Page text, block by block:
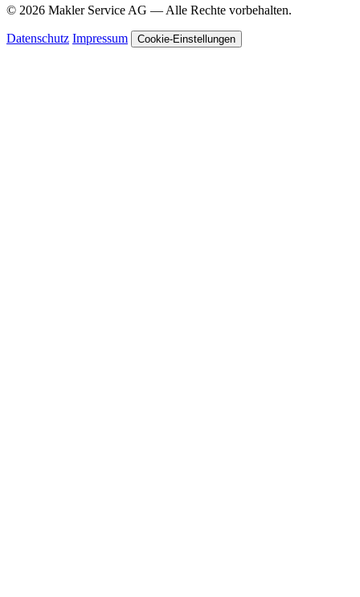
© 2026 Makler Service AG — Alle Rechte vorbehalten.
Datenschutz Impressum Cookie-Einstellungen